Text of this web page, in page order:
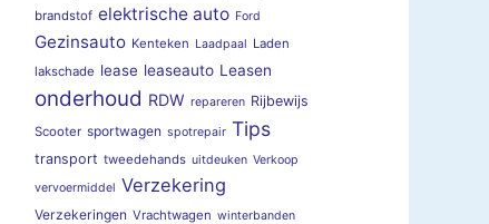
brandstof elektrische auto Ford
Gezinsauto Kenteken Laadpaal Laden
lakschade lease leaseauto Leasen
onderhoud RDW repareren Rijbewijs
Scooter sportwagen spotrepair Tips
transport tweedehands uitdeuken Verkoop
vervoermiddel Verzekering
Verzekeringen Vrachtwagen winterbanden